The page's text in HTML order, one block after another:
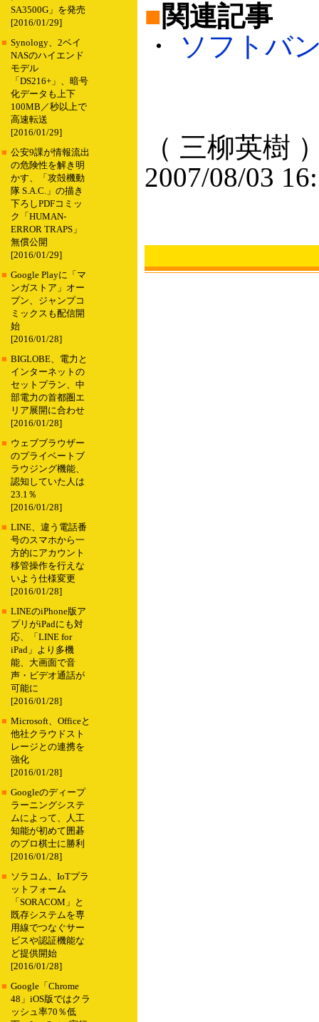
SA3500G」を発売
[2016/01/29]
■ Synology、2ベイ
NASのハイエンド
モデル
「DS216+」、暗号
化データも上下
100MB／秒以上で
高速転送
[2016/01/29]
■ 公安9課が情報流出
の危険性を解き明
かす、「攻殻機動
隊 S.A.C.」の描き
下ろしPDFコミッ
ク「HUMAN-
ERROR TRAPS」
無償公開
[2016/01/29]
■ Google Playに「マ
ンガストア」オー
プン、ジャンプコ
ミックスも配信開
始
[2016/01/28]
■ BIGLOBE、電力と
インターネットの
セットプラン、中
部電力の首都圏エ
リア展開に合わせ
[2016/01/28]
■ ウェブブラウザー
のプライベートブ
ラウジング機能、
認知していた人は
23.1％
[2016/01/28]
■ LINE、違う電話番
号のスマホから一
方的にアカウント
移管操作を行えな
いよう仕様変更
[2016/01/28]
■ LINEのiPhone版ア
プリがiPadにも対
応、「LINE for
iPad」より多機
能、大画面で音
声・ビデオ通話が
可能に
[2016/01/28]
■ Microsoft、Officeと
他社クラウドスト
レージとの連携を
強化
[2016/01/28]
■ Googleのディープ
ラーニングシステ
ムによって、人工
知能が初めて囲碁
のプロ棋士に勝利
[2016/01/28]
■ ソラコム、IoTプラ
ットフォーム
「SORACOM」と
既存システムを専
用線でつなぐサー
ビスや認証機能な
ど提供開始
[2016/01/28]
■ Google「Chrome
48」iOS版ではクラ
ッシュ率70％低
■関連記事
・
ソフトバ
（ 三柳英樹
2007/08/03